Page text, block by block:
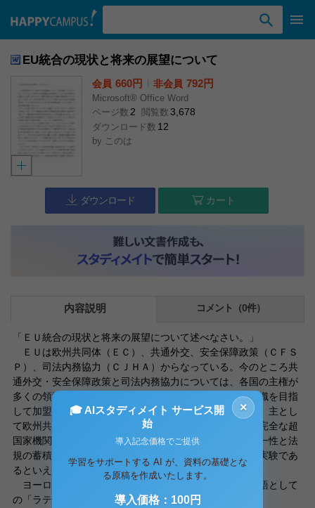
EU統合の現状と将来の展望について
会員 660円 非会員 792円
Microsoft® Office Word
ページ数 2 閲覧数 3,678
ダウンロード数 12
by このは
ダウンロード カート
内容説明 コメント（0件）
「ＥＵ統合の現状と将来の展望について述べなさい。」
ＥＵは欧州共同体（ＥＣ）、共通外交、安全保障政策（ＣＦＳ
Ｐ）、司法内務協力（ＣＪＨＡ）からなっている。今のところ共
通外交・安全保障政策と司法内務協力については、各国の主権が
多くの領域において色濃く反映されており、超国家的組織を目指
して加盟国の主権を制約することをやむなしとするのは、主とし
て欧州共同体の部分でしかない。その意味ではＥＵは不完全な超
国家機関であるが、それでも過去に例を見ないほどの統一性と法
規の蓄積を備えている。その意味で、ＥＵ統合は歴史的実験であ
るといえる。
ヨーロッパは共通の公法としての「ローマ法」と共通語として
の「ラテン
×
🎓 AIスタディメイト サービス開
始
導入記念価格でご提供
学習をサポートする AI が、資料の基礎とな
る原稿を作成いたします。
導入価格：100円